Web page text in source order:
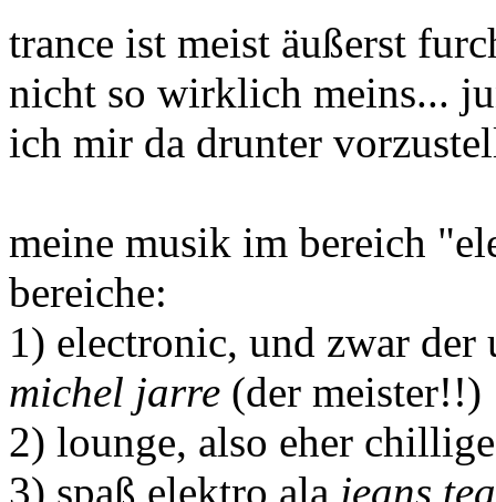
trance ist meist äußerst
nicht so wirklich meins...
ich mir da drunter
meine musik im bereich
bereiche:
1) electronic, und zwar
michel jarre (der meister!!)
2) lounge, also eher
3) spaß elektro ala jeans